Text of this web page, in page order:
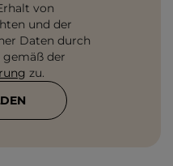
von
und der
Daten durch
gemäß der
zu.